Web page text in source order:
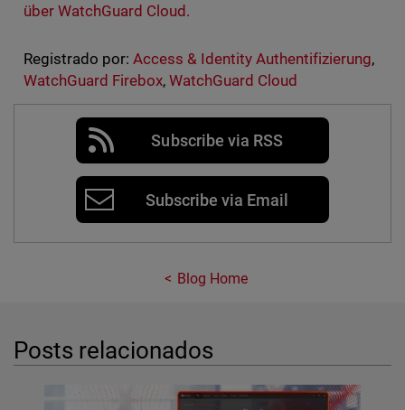
über WatchGuard Cloud.
Registrado por: Access & Identity Authentifizierung,
WatchGuard Firebox, WatchGuard Cloud
Subscribe via RSS
Subscribe via Email
Blog Home
Posts relacionados